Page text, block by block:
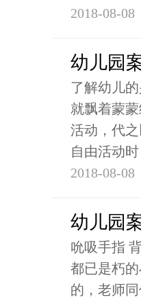
2018-08-08
幼儿园
了解幼儿
就飘着蒙
活动，代
自由活动时
2018-08-08
幼儿园
吮吸手指
都已是朽
的，老师